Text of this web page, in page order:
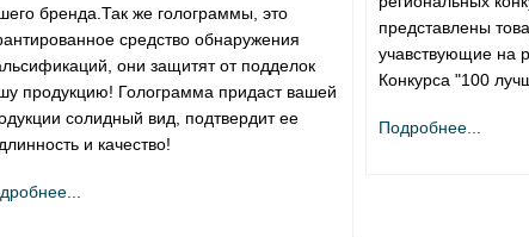
бренда.Так же голограммы, это
средство обнаружения
они защитят от подделок
продукцию! Голограмма придаст вашей
солидный вид, подтвердит ее
и качество!
представлены
учавствующие на
Конкурса "100
Подробнее...